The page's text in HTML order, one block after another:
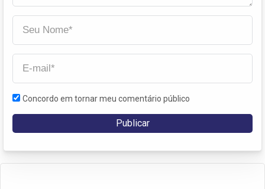
Concordo em tornar meu comentário público